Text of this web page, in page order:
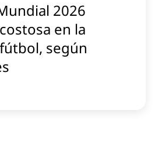
2026
en la
según